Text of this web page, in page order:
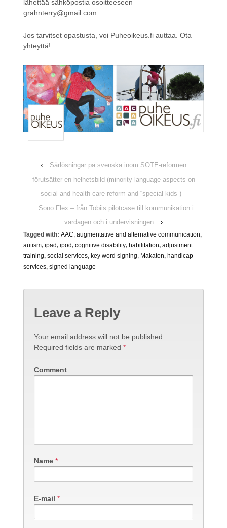
lähettää sähköpostia osoitteeseen
grahnterry@gmail.com
Jos tarvitset opastusta, voi Puheoikeus.fi auttaa. Ota
yhteyttä!
‹
Särlösningar på svenska inom SOTE-reformen
förutsätter en helhetsbild (minority language aspects on
social and health care reform and “special kids”)
Sono Flex – från Tobiis pilotcase till kommunikation i
vardagen och i undervisningen
›
Tagged with: AAC, augmentative and alternative communication,
autism, ipad, ipod, cognitive disability, habilitation, adjustment
training, social services, key word signing, Makaton, handicap
services, signed language
Leave a Reply
Your email address will not be published.
Required fields are marked *
Comment
Name *
E-mail *